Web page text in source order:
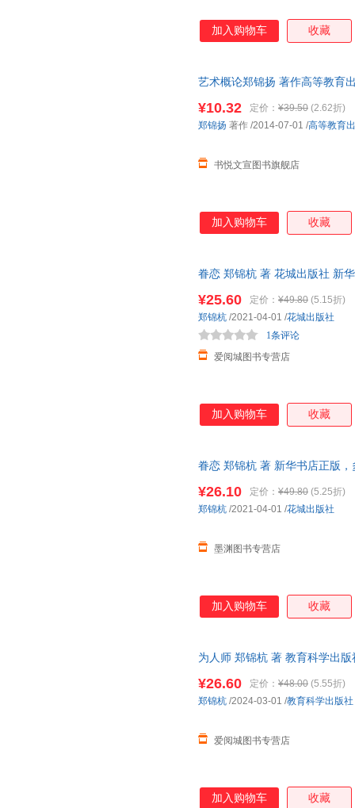
加入购物车 收藏
艺术概论郑锦扬 著作高等教育
¥10.32 定价： ¥39.50 (2.62折)
书悦文宣图书旗舰店
郑锦扬 著作 /2014-07-01 /高等教育
加入购物车 收藏
眷恋 郑锦杭 著 花城出版社 新
¥25.60 定价： ¥49.80 (5.15折)
爱阅城图书专营店
1条评论
郑锦杭 /2021-04-01 /花城出版社
加入购物车 收藏
眷恋 郑锦杭 著 新华书店正版
¥26.10 定价： ¥49.80 (5.25折)
墨渊图书专营店
郑锦杭 /2021-04-01 /花城出版社
加入购物车 收藏
为人师 郑锦杭 著 教育科学出
¥26.60 定价： ¥48.00 (5.55折)
爱阅城图书专营店
郑锦杭 /2024-03-01 /教育科学出版社
加入购物车 收藏